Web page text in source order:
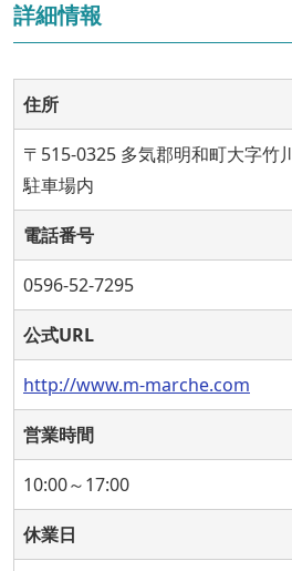
詳細情報
住所
〒515-0325 多気郡明和町大字
駐車場内
電話番号
0596-52-7295
公式URL
http://www.m-marche.com
営業時間
10:00～17:00
休業日